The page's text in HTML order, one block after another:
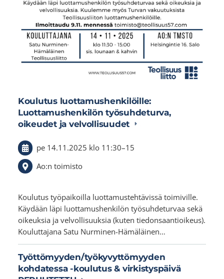
Koulutus luottamushenkilöille:
Luottamushenkilön työsuhdeturva,
oikeudet ja velvollisuudet
pe 14.11.2025 klo 11:30–15
Ao:n toimisto
Koulutus työpaikoilla luottamustehtävissä toimiville.
Käydään läpi luottamushenkilön työsuhdeturvaa sekä
oikeuksia ja velvollisuuksia (kuten tiedonsaantioikeus).
Kouluttajana Satu Nurminen-Hämäläinen…
Työttömyyden/työkyvyttömyyden
kohdatessa -koulutus & virkistyspäivä